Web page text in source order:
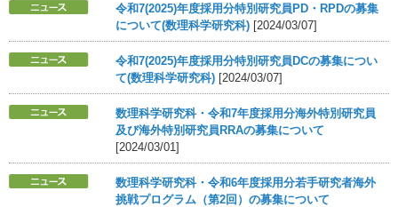
令和7(2025)年度採用分特別研究員PD・RPDの募集
について(数理科学研究科) [2024/03/07]
令和7(2025)年度採用分特別研究員DCの募集につい
て(数理科学研究科) [2024/03/07]
数理科学研究科・令和7年度採用分海外特別研究員
及び海外特別研究員RRAの募集について
[2024/03/01]
数理科学研究科・令和6年度採用分若手研究者海外
挑戦プログラム（第2回）の募集について